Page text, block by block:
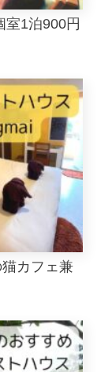
室1泊900円
猫カフェ兼